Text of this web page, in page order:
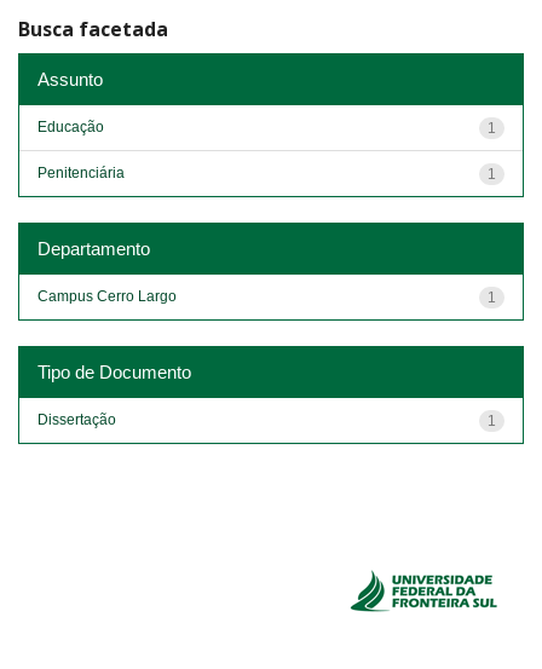
Busca facetada
Assunto
1
Educação
1
Penitenciária
Departamento
1
Campus Cerro Largo
Tipo de Documento
1
Dissertação